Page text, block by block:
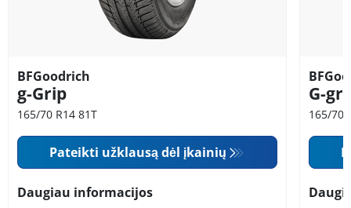
BFGoodrich
g-Grip
165/70 R14 81T
Pateikti užklausą dėl įkainių
Daugiau informacijos
G-
165/70